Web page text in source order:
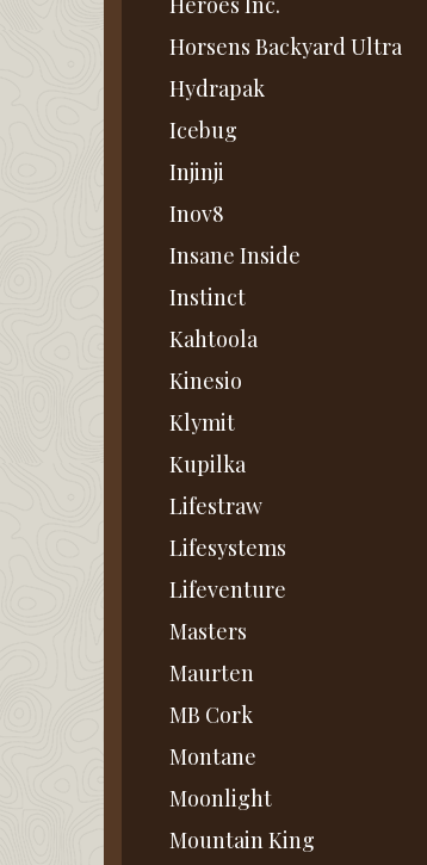
Horsens Backyard Ultra
Hydrapak
Icebug
Injinji
Inov8
Insane Inside
Instinct
Kahtoola
Kinesio
Klymit
Kupilka
Lifestraw
Lifesystems
Lifeventure
Masters
Maurten
MB Cork
Montane
Moonlight
Mountain King